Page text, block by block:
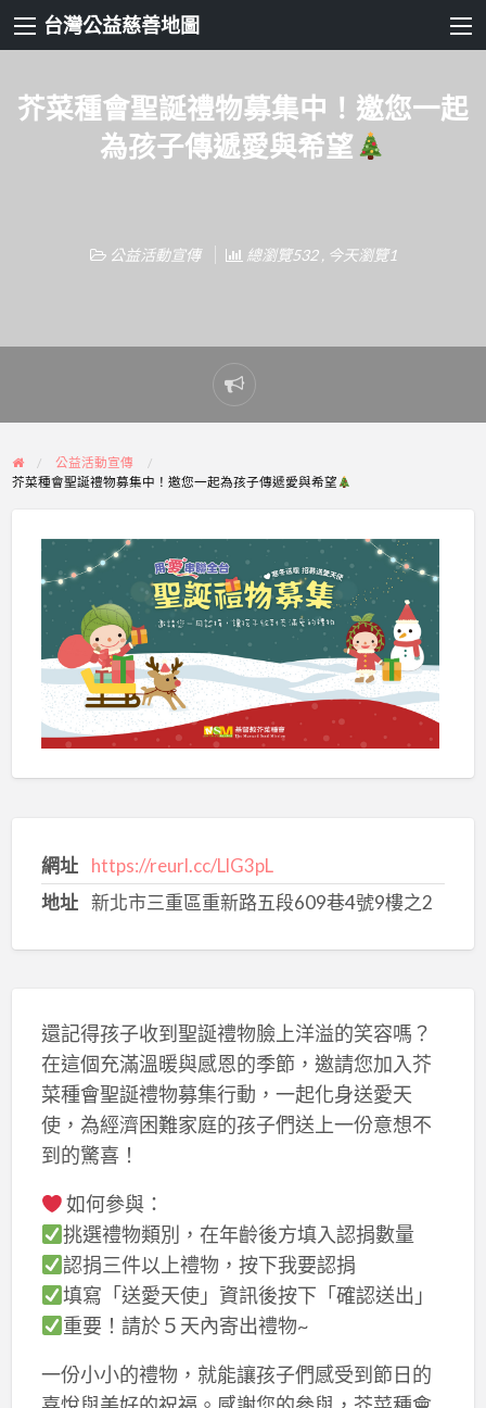
台灣公益慈善地圖
芥菜種會聖誕禮物募集中！邀您一起
為孩子傳遞愛與希望
公益活動宣傳 總瀏覽532 , 今天瀏覽1
Report
problem
公益活動宣傳
芥菜種會聖誕禮物募集中！邀您一起為孩子傳遞愛與希望
網址
https://reurl.cc/LlG3pL
地址 新北市三重區重新路五段609巷4號9樓之2
還記得孩子收到聖誕禮物臉上洋溢的笑容嗎？
在這個充滿溫暖與感恩的季節，邀請您加入芥
菜種會聖誕禮物募集行動，一起化身送愛天
使，為經濟困難家庭的孩子們送上一份意想不
到的驚喜！
如何參與：
挑選禮物類別，在年齡後方填入認捐數量
認捐三件以上禮物，按下我要認捐
填寫「送愛天使」資訊後按下「確認送出」
重要！請於５天內寄出禮物~
一份小小的禮物，就能讓孩子們感受到節日的